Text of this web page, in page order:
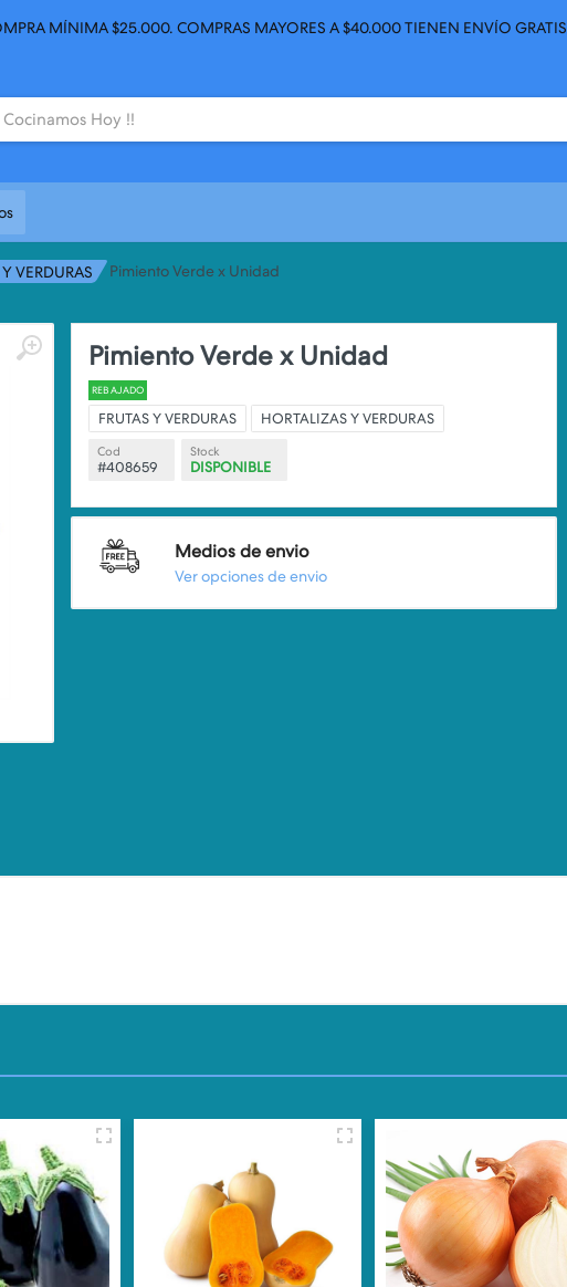
MÍNIMA $25.000. COMPRAS MAYORES A $40.000 TIENEN ENVÍO GRATIS
VERDURAS Pimiento Verde x Unidad
Pimiento Verde x Unidad
REBAJADO
FRUTAS Y VERDURAS HORTALIZAS Y VERDURAS
Cod
#408659
Stock
DISPONIBLE
Medios de envio
Ver opciones de envio